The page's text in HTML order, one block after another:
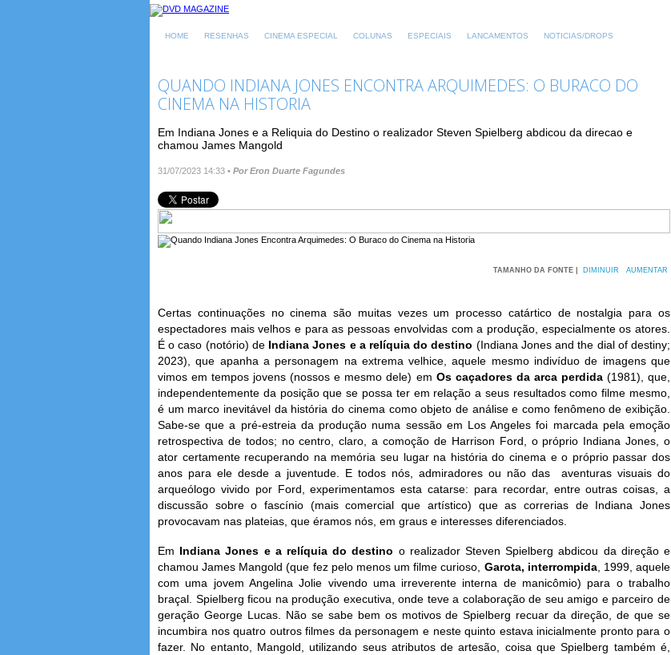
HOME RESENHAS CINEMA ESPECIAL COLUNAS ESPECIAIS LANCAMENTOS NOTICIAS/DROPS
QUANDO INDIANA JONES ENCONTRA ARQUIMEDES: O BURACO DO
CINEMA NA HISTORIA
Em Indiana Jones e a Reliquia do Destino o realizador Steven Spielberg abdicou da direcao e
chamou James Mangold
31/07/2023 14:33 • Por Eron Duarte Fagundes
TAMANHO DA FONTE | DIMINUIR AUMENTAR
Certas continuações no cinema são muitas vezes um processo catártico de nostalgia para os
espectadores mais velhos e para as pessoas envolvidas com a produção, especialmente os atores.
É o caso (notório) de Indiana Jones e a relíquia do destino (Indiana Jones and the dial of destiny;
2023), que apanha a personagem na extrema velhice, aquele mesmo indivíduo de imagens que
vimos em tempos jovens (nossos e mesmo dele) em Os caçadores da arca perdida (1981), que,
independentemente da posição que se possa ter em relação a seus resultados como filme mesmo,
é um marco inevitável da história do cinema como objeto de análise e como fenômeno de exibição.
Sabe-se que a pré-estreia da produção numa sessão em Los Angeles foi marcada pela emoção
retrospectiva de todos; no centro, claro, a comoção de Harrison Ford, o próprio Indiana Jones, o
ator certamente recuperando na memória seu lugar na história do cinema e o próprio passar dos
anos para ele desde a juventude. E todos nós, admiradores ou não das aventuras visuais do
arqueólogo vivido por Ford, experimentamos esta catarse: para recordar, entre outras coisas, a
discussão sobre o fascínio (mais comercial que artístico) que as correrias de Indiana Jones
provocavam nas plateias, que éramos nós, em graus e interesses diferenciados.
Em Indiana Jones e a relíquia do destino o realizador Steven Spielberg abdicou da direção e
chamou James Mangold (que fez pelo menos um filme curioso, Garota, interrompida, 1999, aquele
com uma jovem Angelina Jolie vivendo uma irreverente interna de manicômio) para o trabalho
braçal. Spielberg ficou na produção executiva, onde teve a colaboração de seu amigo e parceiro de
geração George Lucas. Não se sabe bem os motivos de Spielberg recuar da direção, de que se
incumbira nos quatro outros filmes da personagem e neste quinto estava inicialmente pronto para o
fazer. No entanto, Mangold, utilizando seus atributos de artesão, coisa que Spielberg também é,